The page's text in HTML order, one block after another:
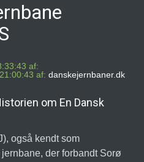
af:
af: danskejernbaner.dk
om En Dansk
også kendt som
der forbandt Sorø